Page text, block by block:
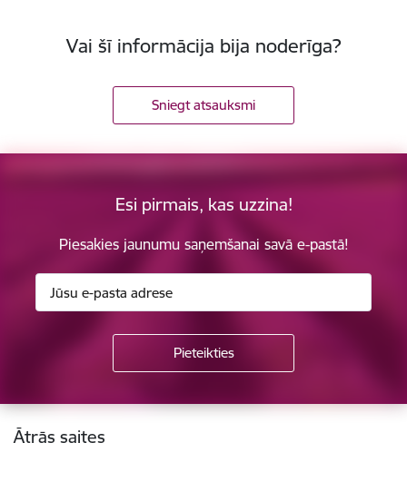
Vai šī informācija bija noderīga?
Sniegt atsauksmi
Esi pirmais, kas uzzina!
Piesakies jaunumu saņemšanai savā e-pastā!
Kājene
Ātrās saites